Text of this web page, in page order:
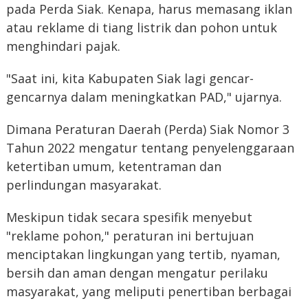
pada Perda Siak. Kenapa, harus memasang iklan
atau reklame di tiang listrik dan pohon untuk
menghindari pajak.
"Saat ini, kita Kabupaten Siak lagi gencar-
gencarnya dalam meningkatkan PAD," ujarnya.
Dimana Peraturan Daerah (Perda) Siak Nomor 3
Tahun 2022 mengatur tentang penyelenggaraan
ketertiban umum, ketentraman dan
perlindungan masyarakat.
Meskipun tidak secara spesifik menyebut
"reklame pohon," peraturan ini bertujuan
menciptakan lingkungan yang tertib, nyaman,
bersih dan aman dengan mengatur perilaku
masyarakat, yang meliputi penertiban berbagai